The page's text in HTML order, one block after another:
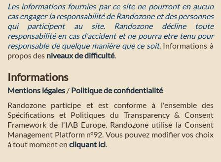
Les informations fournies par ce site ne pourront en aucun
cas engager la responsabilité de Randozone et des personnes
qui participent au site. Randozone décline toute
responsabilité en cas d'accident et ne pourra etre tenu pour
responsable de quelque manière que ce soit. Informations à
propos des niveaux de difficulté.
Informations
Mentions légales / Politique de confidentialité
Randozone participe et est conforme à l'ensemble des
Spécifications et Politiques du Transparency & Consent
Framework de l'IAB Europe. Randozone utilise la Consent
Management Platform n°92. Vous pouvez modifier vos choix
à tout moment en cliquant ici.